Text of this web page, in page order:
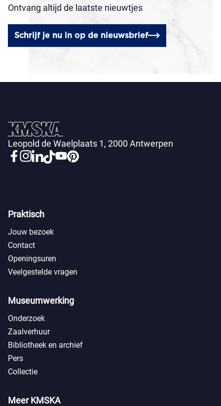
Ontvang altijd de laatste nieuwtjes
Schrijf je nu in op de nieuwsbrief
Leopold de Waelplaats 1, 2000 Antwerpen
Praktisch
Jouw bezoek
Contact
Openingsuren
Veelgestelde vragen
Museumwerking
Onderzoek
Zaalverhuur
Bibliotheek en archief
Pers
Collectie
Meer KMSKA